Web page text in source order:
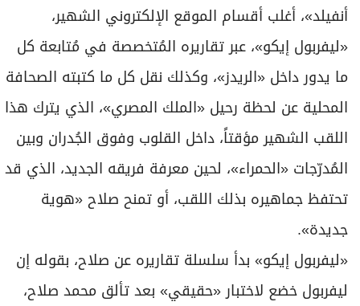
مواقيت الصلاة
الأحوال الجوية
أنفيلد»، أغلب أقسام الموقع الإلكتروني الشهير،
«ليفربول إيكو»، عبر تقاريره المُتخصصة في مُتابعة كل
ما يدور داخل «الريدز»، وكذلك نقل كل ما كتبته الصحافة
المحلية عن لحظة رحيل «الملك المصري»، الذي يترك هذا
اللقب الشهير مؤقتاً، داخل القلوب وفوق الجُدران وبين
المُدرّجات «الحمراء»، لحين معرفة فريقه الجديد، الذي قد
تحتفظ جماهيره بذلك اللقب، أو تمنح صلاح «هوية
جديدة».
«ليفربول إيكو» بدأ سلسلة تقاريره عن صلاح، بقوله إن
ليفربول خضع لاختبار «حقيقي» بعد تألق محمد صلاح،